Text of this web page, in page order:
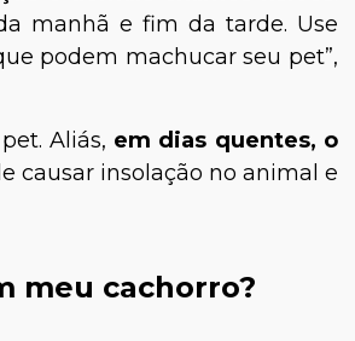
manhã e fim da tarde. Use
podem machucar seu pet”,
Aliás, em dias quentes, o
causar insolação no animal e
meu cachorro?